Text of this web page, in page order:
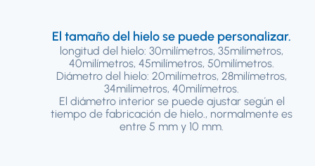
El tamaño del hielo se puede personalizar.
longitud del hielo: 30milímetros, 35milímetros,
40milímetros, 45milímetros, 50milímetros.
Diámetro del hielo: 20milímetros, 28milímetros,
34milímetros, 40milímetros.
El diámetro interior se puede ajustar según el
tiempo de fabricación de hielo., normalmente es
entre 5 mm y 10 mm.